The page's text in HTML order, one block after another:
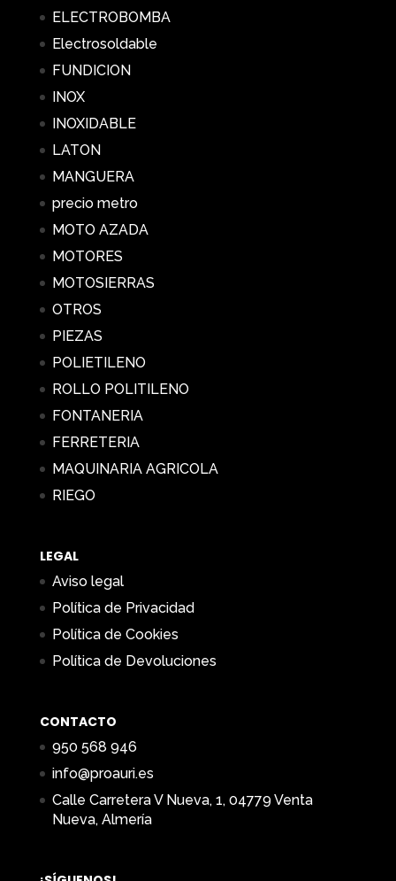
ELECTROBOMBA
Electrosoldable
FUNDICION
INOX
INOXIDABLE
LATON
MANGUERA
precio metro
MOTO AZADA
MOTORES
MOTOSIERRAS
OTROS
PIEZAS
POLIETILENO
ROLLO POLITILENO
FONTANERIA
FERRETERIA
MAQUINARIA AGRICOLA
RIEGO
LEGAL
Aviso legal
Política de Privacidad
Política de Cookies
Política de Devoluciones
CONTACTO
950 568 946
info@proauri.es
Calle Carretera V Nueva, 1, 04779 Venta
Nueva, Almería